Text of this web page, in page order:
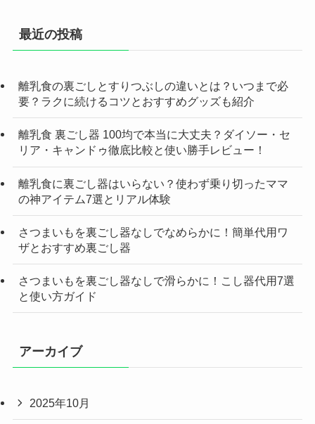
最近の投稿
離乳食の裏ごしとすりつぶしの違いとは？いつまで必
要？ラクに続けるコツとおすすめグッズも紹介
離乳食 裏ごし器 100均で本当に大丈夫？ダイソー・セ
リア・キャンドゥ徹底比較と使い勝手レビュー！
離乳食に裏ごし器はいらない？使わず乗り切ったママ
の神アイテム7選とリアル体験
さつまいもを裏ごし器なしでなめらかに！簡単代用ワ
ザとおすすめ裏ごし器
さつまいもを裏ごし器なしで滑らかに！こし器代用7選
と使い方ガイド
アーカイブ
2025年10月